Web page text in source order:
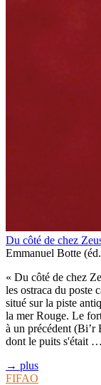
Du côté de chez
Emmanuel Botte
« Du côté de chez
les ostraca du poste
situé sur la piste
la mer Rouge. Le
à un précédent (Bi’r
dont le puits s'était …
→ plus
FIFAO